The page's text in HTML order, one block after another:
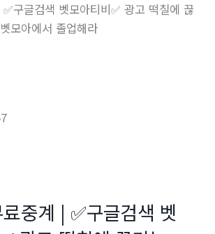
구글검색 벳모아티비✅ 광고 떡칠에 끊
모아에서 졸업해라
중계 | ✅구글검색 벳